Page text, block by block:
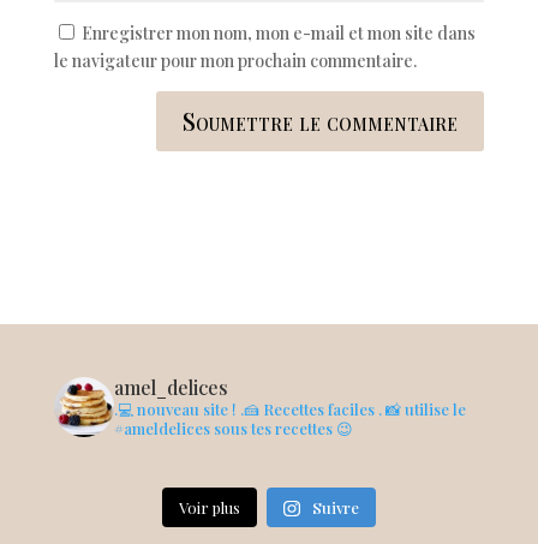
Enregistrer mon nom, mon e-mail et mon site dans
le navigateur pour mon prochain commentaire.
Soumettre le commentaire
amel_delices
.💻 nouveau site ! .🍰 Recettes faciles . 📸 utilise le
#ameldelices sous tes recettes 😉
Voir plus Suivre